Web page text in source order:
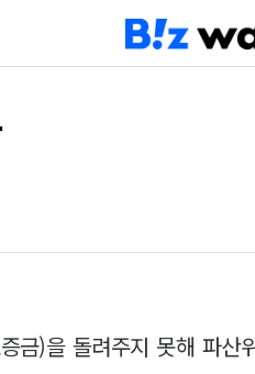
금)을 돌려주지 못해 파산